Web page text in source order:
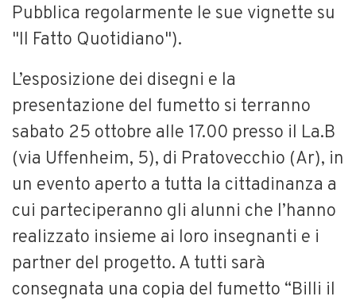
Pubblica regolarmente le sue vignette su
"Il Fatto Quotidiano").
L’esposizione dei disegni e la
presentazione del fumetto si terranno
sabato 25 ottobre alle 17.00 presso il La.B
(via Uffenheim, 5), di Pratovecchio (Ar), in
un evento aperto a tutta la cittadinanza a
cui parteciperanno gli alunni che l’hanno
realizzato insieme ai loro insegnanti e i
partner del progetto. A tutti sarà
consegnata una copia del fumetto “Billi il